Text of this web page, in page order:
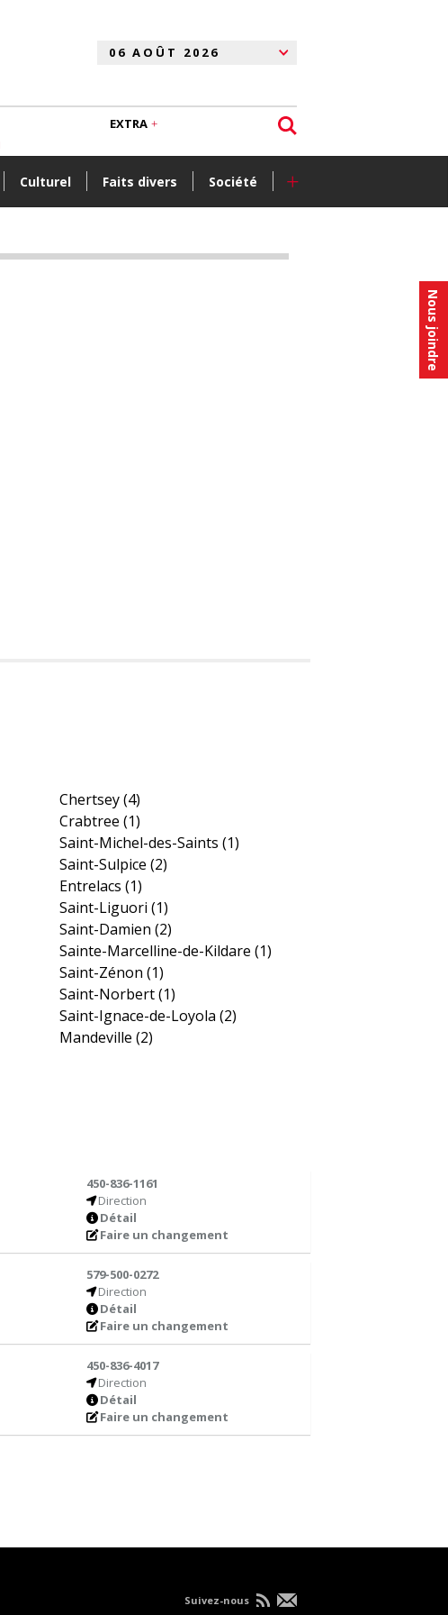
Nous joindre
Culturel Faits divers Société +
EXTRA
Chertsey(4)
Crabtree (1)
Saint-Michel-des-Saints (1)
Saint-Sulpice (2)
Entrelacs (1)
Saint-Liguori (1)
Saint-Damien (2)
Sainte-Marcelline-de-Kildare (1)
Saint-Zénon (1)
Saint-Norbert(1)
Saint-Ignace-de-Loyola (2)
Mandeville (2)
450-836-1161
Direction
Détail
Faire un changement
579-500-0272
Direction
Détail
Faire un changement
450-836-4017
Direction
Détail
Faire un changement
Suivez-nous